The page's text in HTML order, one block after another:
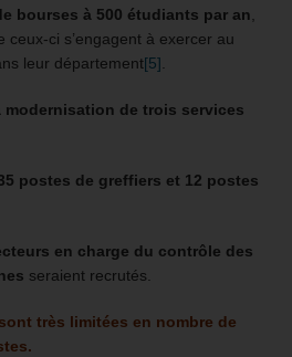
bourses à 500 étudiants par an
ceux-ci s’engagent à exercer au
leur département[5]
modernisation de trois services
postes de greffiers et 12 postes
en charge du contrôle des
seraient recrutés.
très limitées en nombre de